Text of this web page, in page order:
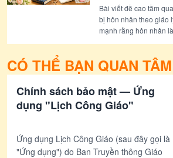
Bài viết đề cao tầm
bị hôn nhân theo giáo
mạnh rằng hôn nhân
việc Đồng hành với
sau hôn lễ, giúp họ
bền vững và tràn đầy
CÓ THỂ BẠN QUAN TÂM
Chính sách bảo mật — Ứng
dụng "Lịch Công Giáo"
Ứng dụng Lịch Công Giáo (sau đây gọi là
"Ứng dụng") do Ban Truyền thông Giáo